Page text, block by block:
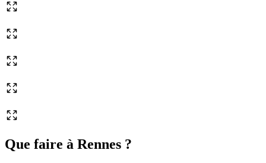
Que faire à Rennes ?